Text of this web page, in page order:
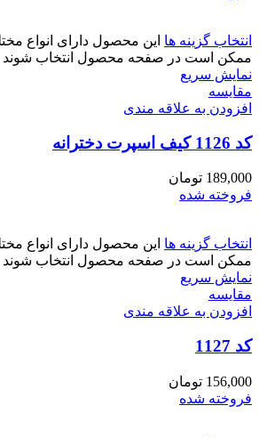
انتخاب گزینه ها این محصول دارای انواع
ممکن است در صفحه محصول انتخاب شوند
نمایش سریع
مقايسه
افزودن به علاقه مندی
کد 1126 کیف اسپرت دخترانه
189,000 تومان
فروخته شده
انتخاب گزینه ها این محصول دارای انواع
ممکن است در صفحه محصول انتخاب شوند
نمایش سریع
مقايسه
افزودن به علاقه مندی
کد 1127
156,000 تومان
فروخته شده